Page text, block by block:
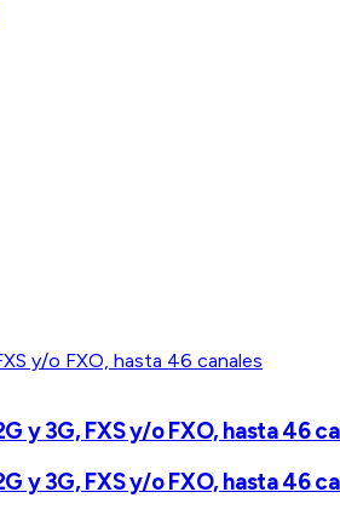
y 3G, FXS y/o FXO, hasta 46
y 3G, FXS y/o FXO, hasta 46